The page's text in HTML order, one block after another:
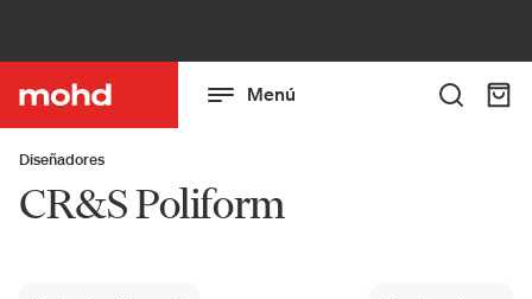
Menú
Diseñadores
CR&S Poliform